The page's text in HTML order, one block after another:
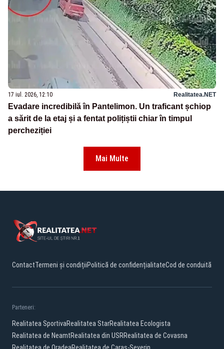
17 iul. 2026, 12:10 Realitatea.NET
Evadare incredibilă în Pantelimon. Un traficant șchiop
a sărit de la etaj și a fentat polițiștii chiar în timpul
percheziției
Mai Multe
ContactTermeni și condițiiPolitică de confidențialitateCod de conduită
Parteneri:
Realitatea SportivaRealitatea StarRealitatea Ecologista
Realitatea de NeamtRealitatea din USRRealitatea de Covasna